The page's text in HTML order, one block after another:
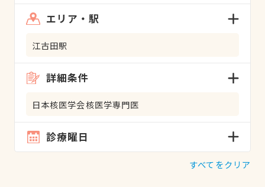
エリア・駅
江古田駅
詳細条件
日本核医学会核医学専門医
診療曜日
すべてをクリア